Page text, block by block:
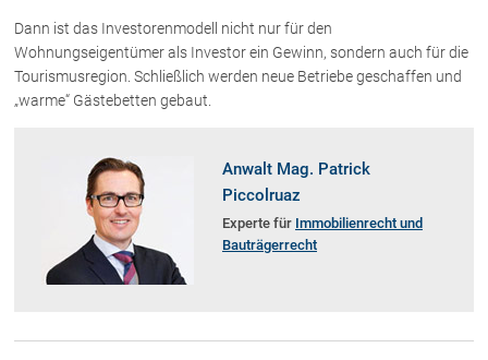
Familie
Wichtige Vertragsklauseln bei Kauf-
und Übergabeverträgen
Check dein Recht/Erbrecht
Checklisten: Haus-, Wohnungs- und
Grundstückkauf
Checkliste: Immobilienertragssteuer
Checkliste: Mietvertrag
Checkliste: GmbH-Gründung
Dann ist das Investorenmodell nicht nur für den
Wohnungseigentümer als Investor ein Gewinn, sondern auch für die
Tourismusregion. Schließlich werden neue Betriebe geschaffen und
„warme“ Gästebetten gebaut.
Anwalt Mag. Patrick
Piccolruaz
Experte für Immobilienrecht und
Bauträgerrecht